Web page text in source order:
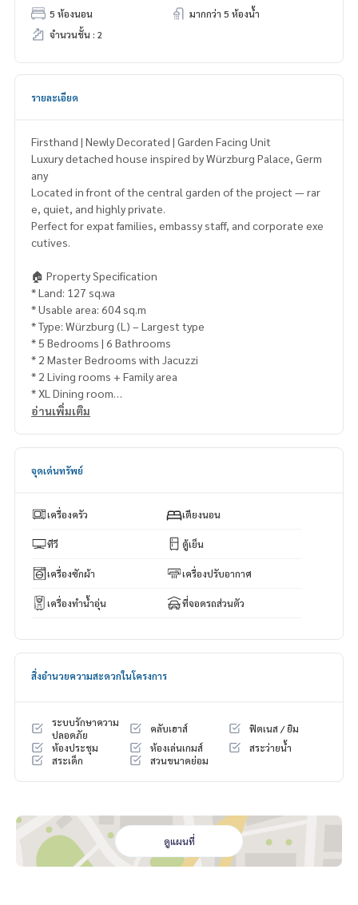
5 ห้องนอน
มากกว่า 5 ห้องน้ำ
จำนวนชั้น : 2
รายละเอียด
Firsthand | Newly Decorated | Garden Facing Unit
Luxury detached house inspired by Würzburg Palace, Germ
any
Located in front of the central garden of the project — rar
e, quiet, and highly private.
Perfect for expat families, embassy staff, and corporate exe
cutives.
🏠 Property Specification
* Land: 127 sq.wa
* Usable area: 604 sq.m
* Type: Würzburg (L) – Largest type
* 5 Bedrooms | 6 Bathrooms
* 2 Master Bedrooms with Jacuzzi
* 2 Living rooms + Family area
* XL Dining room
* 2 Maid rooms
✔ Brand-new condition
✔ Smart Home System
✔ Automatic gate & CCTV
✔ Air purifying system
✔ Solar cell system
✔ Underground electricity system
* Luxury Clubhouse
* Co-working Space
* Kids Club
* Large central garden
⏱ Less than 10 minutes to:
* Suvarnabhumi Airport
* Brighton College Bangkok
* Wellington College International
อ่านเพิ่มเติม
จุดเด่นทรัพย์
เครื่องครัว เตียงนอน
ทีวี ตู้เย็น
เครื่องซักผ้า เครื่องปรับอากาศ
เครื่องทำน้ำอุ่น ที่จอดรถส่วนตัว
สิ่งอำนวยความสะดวกในโครงการ
ระบบรักษาความ
ปลอดภัย
คลับเฮาส์
ฟิตเนส / ยิม
ห้องประชุม
ห้องเล่นเกมส์
สระว่ายน้ำ
สระเด็ก
สวนขนาดย่อม
ดูแผนที่